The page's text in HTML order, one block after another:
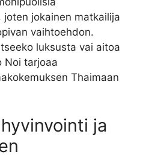
jokainen matkailija
vaihtoehdon.
luksusta vai aitoa
Noi tarjoaa
Thaimaan
ja